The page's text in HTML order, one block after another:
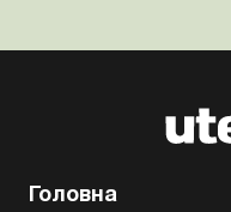
Головна